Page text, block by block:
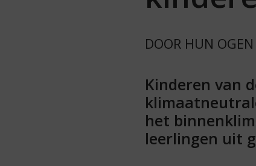
DOOR HUN OGEN
Kinderen van
het
leerlingen uit